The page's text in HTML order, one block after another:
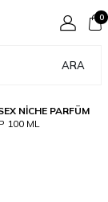
ARA
0
NICHE PARFÜM
100 ML